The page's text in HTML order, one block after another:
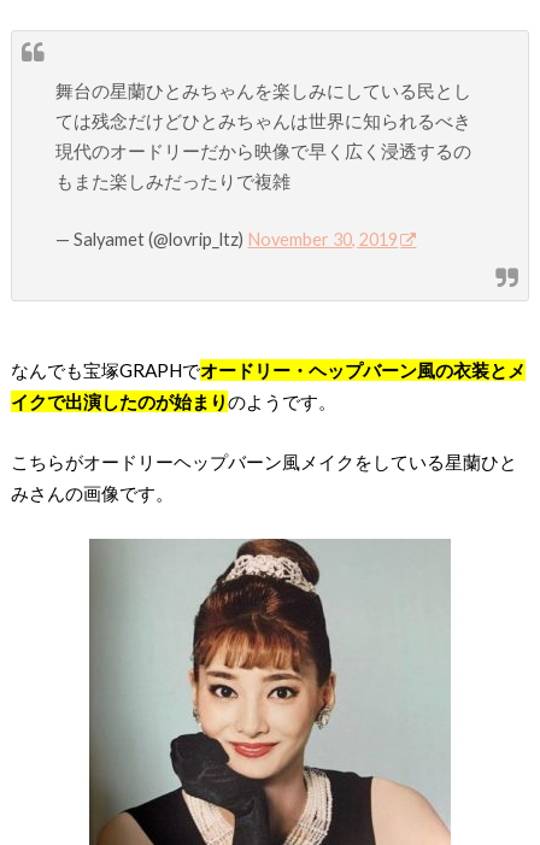
舞台の星蘭ひとみちゃんを楽しみにしている民とし
ては残念だけどひとみちゃんは世界に知られるべき
現代のオードリーだから映像で早く広く浸透するの
もまた楽しみだったりで複雑
— Salyamet (@lovrip_ltz) November 30, 2019
なんでも宝塚GRAPHでオードリー・ヘップバーン風の衣装とメ
イクで出演したのが始まりのようです。
こちらがオードリーヘップバーン風メイクをしている星蘭ひと
みさんの画像です。